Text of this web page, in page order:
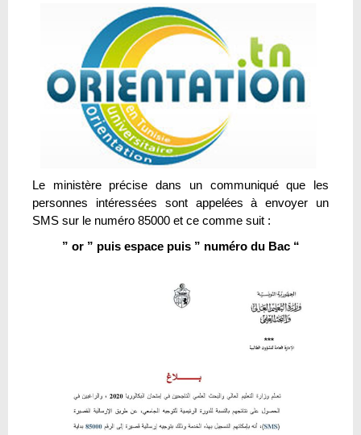
Le ministère précise dans un communiqué que les
personnes intéressées sont appelées à envoyer un
SMS sur le numéro 85000 et ce comme suit :
” or ” puis espace puis ” numéro du Bac “